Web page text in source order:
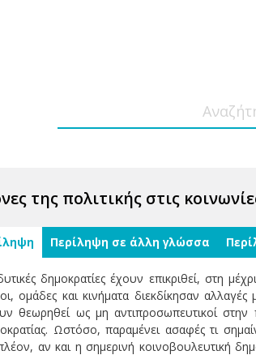
της πολιτικής στις
Περίληψη σε άλλη γλώσσα
δημοκρατίες έχουν επικριθεί, στη
ομάδες και κινήματα διεκδίκησαν
θεωρηθεί ως μη αντιπροσωπευτικοί στην
Ωστόσο, παραμένει ασαφές τι
αν και η σημερινή κοινοβουλευτική